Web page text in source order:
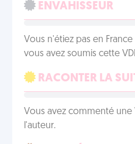
ENVAHISSEUR
Vous n'étiez pas en
vous avez soumis cette
RACONTER LA
Vous avez commenté
l'auteur.